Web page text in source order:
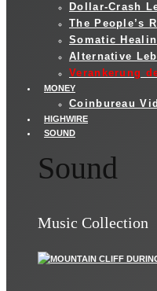
Dollar-Crash
The People’s
Somatic
Alternative
Verankerung
MONEY
Coinbureau
HIGHWIRE
SOUND
Sound
Music Collection